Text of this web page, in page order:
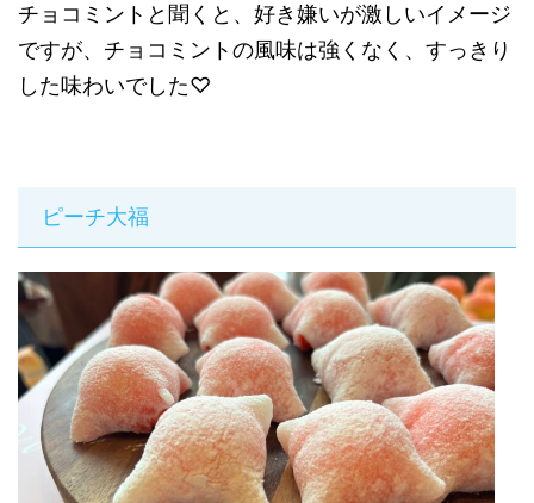
チョコミントと聞くと、好き嫌いが激しいイメージ
ですが、チョコミントの風味は強くなく、すっきり
した味わいでした♡
ピーチ大福